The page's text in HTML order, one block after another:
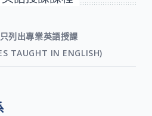
列出專業英語授課
TAUGHT IN ENGLISH)